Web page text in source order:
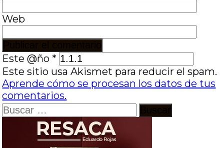
Web
Este @ño *
Este sitio usa Akismet para reducir el spam.
Aprende cómo se procesan los datos de tus
comentarios.
Buscar: